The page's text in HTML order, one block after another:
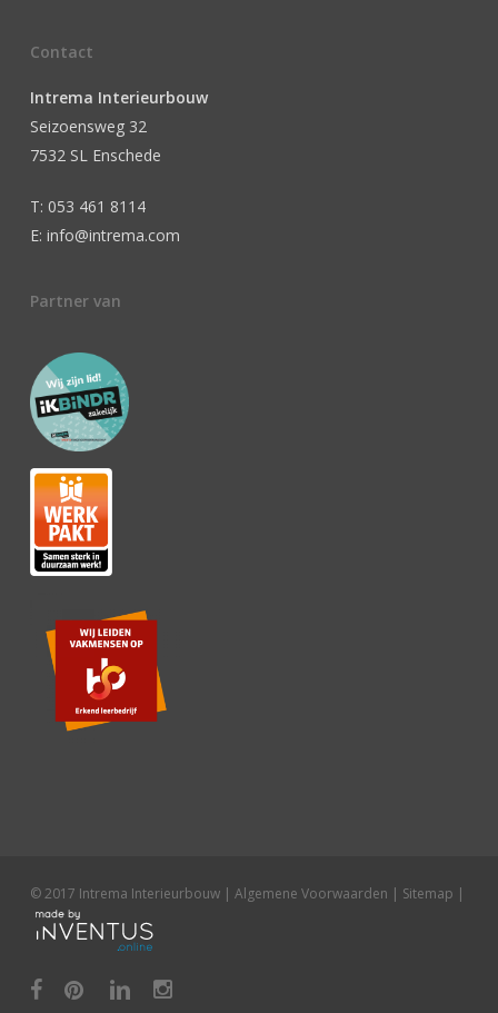
Contact
Intrema Interieurbouw
Seizoensweg 32
7532 SL Enschede
T: 053 461 8114
E: info@intrema.com
Partner van
© 2017 Intrema Interieurbouw | Algemene Voorwaarden | Sitemap |
facebookpinterestlinkedininstagram